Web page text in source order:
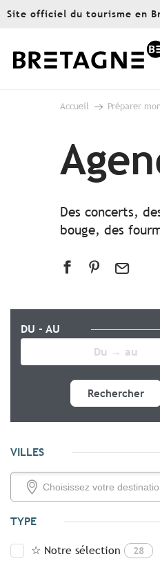
Aller
principal
Site officiel du tourisme en
Accueil Préparer
Des concerts,
bouge, des
DU - AU
Rechercher
VILLES
TYPE
☆ Notre sélection 28